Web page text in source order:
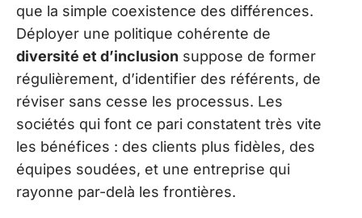
que la simple coexistence des différences.
Déployer une politique cohérente de
diversité et d’inclusion suppose de former
régulièrement, d’identifier des référents, de
réviser sans cesse les processus. Les
sociétés qui font ce pari constatent très vite
les bénéfices : des clients plus fidèles, des
équipes soudées, et une entreprise qui
rayonne par-delà les frontières.